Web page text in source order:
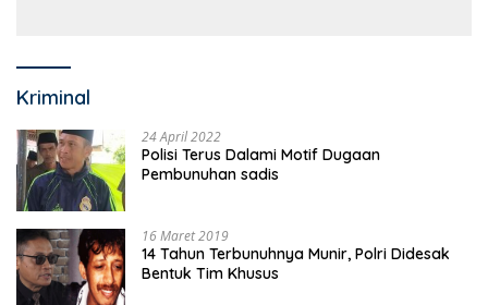
Kriminal
24 April 2022
Polisi Terus Dalami Motif Dugaan
Pembunuhan sadis
16 Maret 2019
14 Tahun Terbunuhnya Munir, Polri Didesak
Bentuk Tim Khusus